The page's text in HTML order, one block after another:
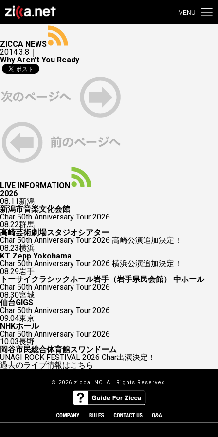
MENU
ZICCA NEWS
2014.3.8｜
Why Aren’t You Ready
LIVE INFORMATION
2026
08.11新潟
新潟市音楽文化会館
Char 50th Anniversary Tour 2026
08.22群馬
高崎芸術劇場スタジオシアター
Char 50th Anniversary Tour 2026 高崎公演追加決定！
08.23横浜
KT Zepp Yokohama
Char 50th Anniversary Tour 2026 横浜公演追加決定！
08.29岩手
トーサイクラシックホール岩手（岩手県民会館） 中ホール
Char 50th Anniversary Tour 2026
08.30宮城
仙台GIGS
Char 50th Anniversary Tour 2026
09.04東京
NHKホール
Char 50th Anniversary Tour 2026
10.03長野
岡谷市民総合体育館スワンドーム
UNAGI ROCK FESTIVAL 2026 Char出演決定！
過去のライブ情報はこちら
© 2026 zicca.INC. All Rights Reserved.